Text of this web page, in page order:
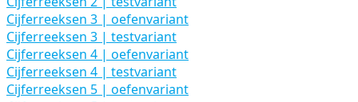
Cijferreeksen 3 | oefenvariant
Cijferreeksen 3 | testvariant
Cijferreeksen 4 | oefenvariant
Cijferreeksen 4 | testvariant
Cijferreeksen 5 | oefenvariant